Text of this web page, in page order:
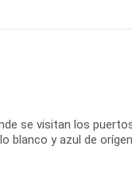
se visitan los
y azul de